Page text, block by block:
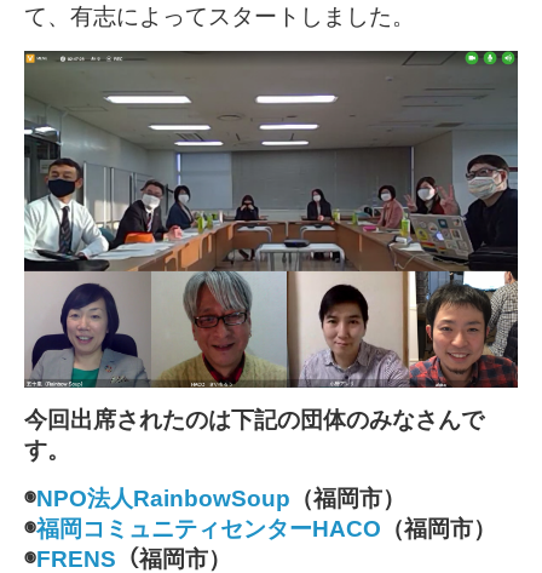
て、有志によってスタートしました。
今回出席されたのは下記の団体のみなさんで
す。
◉NPO法人RainbowSoup （福岡市）
◉福岡コミュニティセンターHACO （福岡市）
◉FRENS （福岡市）